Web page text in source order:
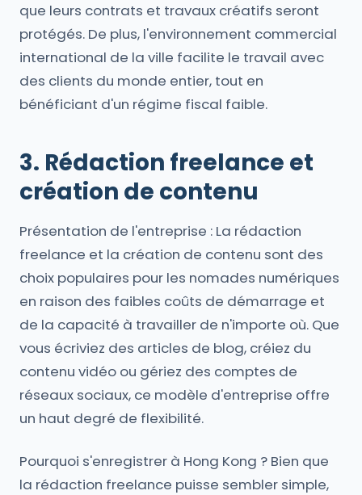
que leurs contrats et travaux créatifs seront
protégés. De plus, l'environnement commercial
international de la ville facilite le travail avec
des clients du monde entier, tout en
bénéficiant d'un régime fiscal faible.
3. Rédaction freelance et
création de contenu
Présentation de l'entreprise : La rédaction
freelance et la création de contenu sont des
choix populaires pour les nomades numériques
en raison des faibles coûts de démarrage et
de la capacité à travailler de n'importe où. Que
vous écriviez des articles de blog, créiez du
contenu vidéo ou gériez des comptes de
réseaux sociaux, ce modèle d'entreprise offre
un haut degré de flexibilité.
Pourquoi s'enregistrer à Hong Kong ? Bien que
la rédaction freelance puisse sembler simple,